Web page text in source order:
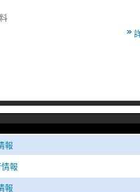
報
情報
報